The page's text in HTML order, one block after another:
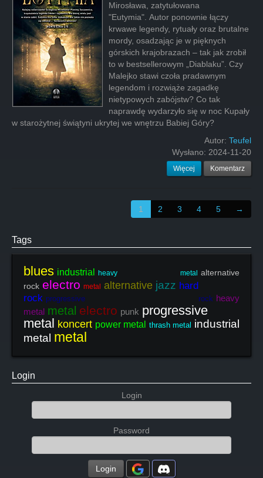
Mirosława, zatytułowana
"Eutymia". Autor ponownie łączy
krwawe legendy, rytuały oraz brutalne
mordy, osadzając je w pięknych
górskich krajobrazach – tak jak zrobił
to w bestsellerowym „Diablaku”. Czy
Malejko stawi czoła pradawnym
legendom i rozwiąże zagadkę
nietypowych zabójstw? Co tak
naprawdę wydarzyło się w noc Kupały
w starożytnej świątyni ukrytej we wnętrzu Babiej Góry?
Autor: Teufel
Wysłano: 2024-11-20
Więcej Komentarz
1 2 3 4 5 →
Tags
blues industrial heavy metal alternative
rock electro metal alternative jazz hard
rock progressive rock heavy
metal metal electro punk progressive
metal koncert power metal thrash metal industrial
metal metal
Login
Login
Password
Login